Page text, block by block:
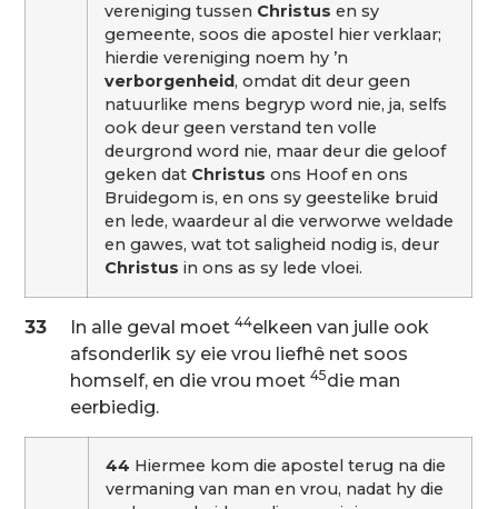
vereniging tussen Christus en sy
gemeente, soos die apostel hier verklaar;
hierdie vereniging noem hy ’n
verborgenheid, omdat dit deur geen
natuurlike mens begryp word nie, ja, selfs
ook deur geen verstand ten volle
deurgrond word nie, maar deur die geloof
geken dat Christus ons Hoof en ons
Bruidegom is, en ons sy geestelike bruid
en lede, waardeur al die verworwe weldade
en gawes, wat tot saligheid nodig is, deur
Christus in ons as sy lede vloei.
33 In alle geval moet 44elkeen van julle ook
afsonderlik sy eie vrou liefhê net soos
homself, en die vrou moet 45die man
eerbiedig.
44 Hiermee kom die apostel terug na die
vermaning van man en vrou, nadat hy die